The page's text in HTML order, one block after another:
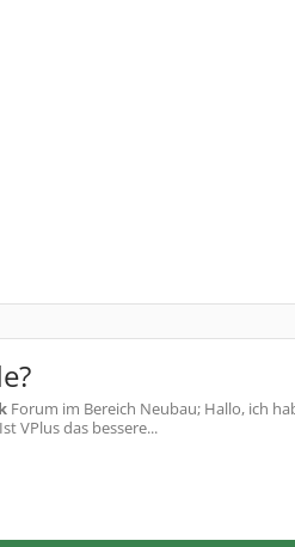
Forum im Bereich Neubau; Hallo, ich
VPlus das bessere...